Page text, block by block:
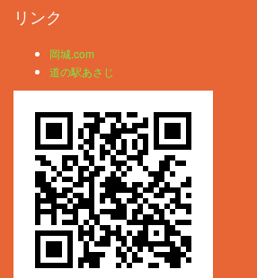
リンク
岡城.com
道の駅あさじ